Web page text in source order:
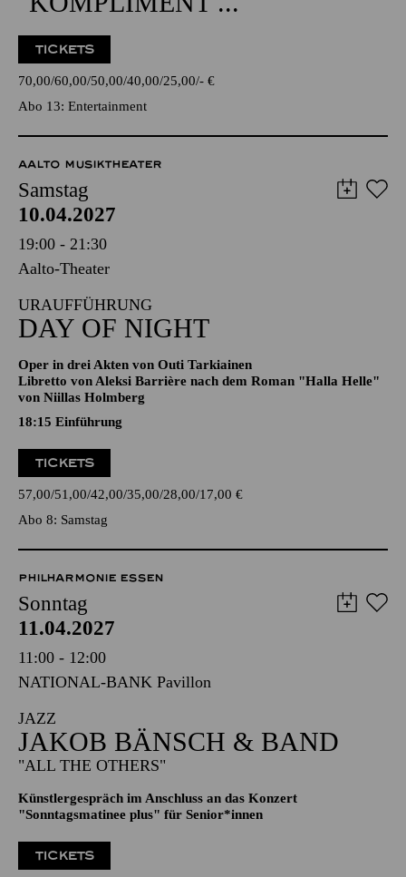
ENTERTAINMENT
GÖTZ ALSMANN
"KOMPLIMENT ..."
TICKETS
70,00 60,00 50,00 40,00 25,00 -€
Abo 13: Entertainment
AALTO MUSIKTHEATER
Samstag
10.04.2027
19:00 - 21:30
Aalto-Theater
URAUFFÜHRUNG
DAY OF NIGHT
Oper in drei Akten von Outi Tarkiainen
von Niillas Holmberg
18:15 Einführung
TICKETS
57,00 51,00 42,00 35,00 28,00 17,00€
Abo 8: Samstag
PHILHARMONIE ESSEN
Sonntag
11.04.2027
11:00 - 12:00
NATIONAL-BANK Pavillon
JAZZ
JAKOB BÄNSCH & BAND
"ALL THE OTHERS"
Künstlergespräch im Anschluss an das Konzert
"Sonntagsmatinee plus" für Senior*innen